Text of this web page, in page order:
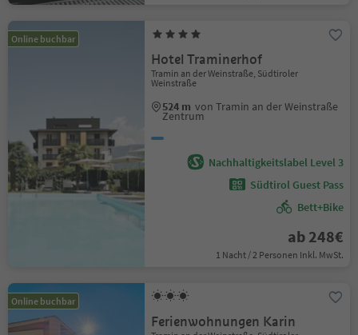
Online buchbar
Hotel Traminerhof
Tramin an der Weinstraße, Südtiroler
Weinstraße
524 m von Tramin an der Weinstraße
Zentrum
Nachhaltigkeitslabel Level 3
Südtirol Guest Pass
Bett+Bike
ab 248€
1 Nacht / 2 Personen Inkl. MwSt.
Online buchbar
Ferienwohnungen Karin